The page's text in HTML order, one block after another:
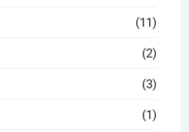
(11)
(2)
(3)
(1)